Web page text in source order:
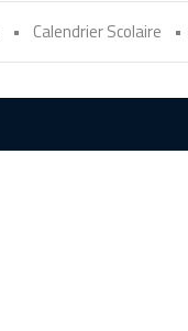
• Calendrier Scolaire •